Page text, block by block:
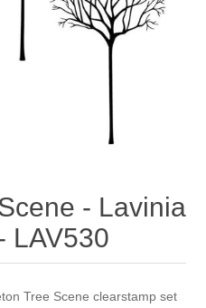
- Lavinia
LAV530
Tree Scene clearstamp set